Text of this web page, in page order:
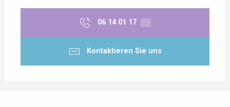
06 14 01 17 ▒▒
Kontaktieren Sie uns